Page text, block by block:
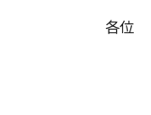
各位